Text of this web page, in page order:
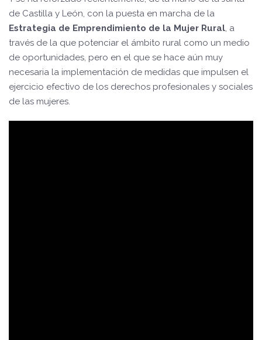
de Castilla y León, con la puesta en marcha de la
Estrategia de Emprendimiento de la Mujer Rural, a
través de la que potenciar el ámbito rural como un medio
de oportunidades, pero en el que se hace aún muy
necesaria la implementación de medidas que impulsen el
ejercicio efectivo de los derechos profesionales y sociales
de las mujeres.